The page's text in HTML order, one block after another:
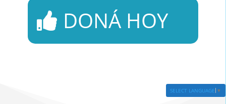
DONÁ HOY
SELECT LANGUAGE ▼